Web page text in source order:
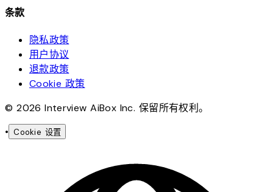
条款
隐私政策
用户协议
退款政策
Cookie 政策
© 2026 Interview AiBox Inc. 保留所有权利。
• Cookie 设置